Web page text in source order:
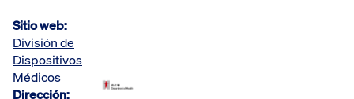
Sitio web:
División de
Dispositivos
Médicos
Dirección: